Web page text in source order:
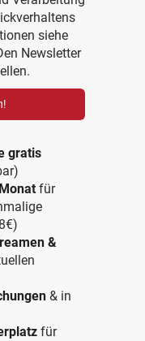
siehe
Newsletter
gratis
für
&
& in
für